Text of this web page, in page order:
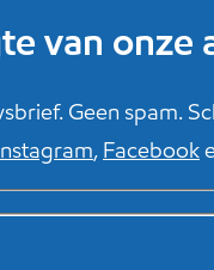
van onze
Geen spam.
, Facebook